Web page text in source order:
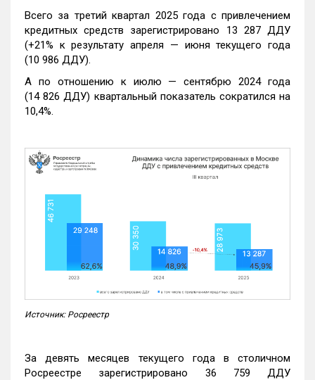
Всего за третий квартал 2025 года с привлечением
кредитных средств зарегистрировано 13 287 ДДУ
(+21% к результату апреля — июня текущего года
(10 986 ДДУ).
А по отношению к июлю — сентябрю 2024 года
(14 826 ДДУ) квартальный показатель сократился на
10,4%.
Источник: Росреестр
За девять месяцев текущего года в столичном
Росреестре зарегистрировано 36 759 ДДУ